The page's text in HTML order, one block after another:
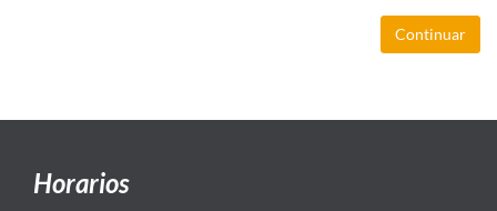
Continuar
Horarios